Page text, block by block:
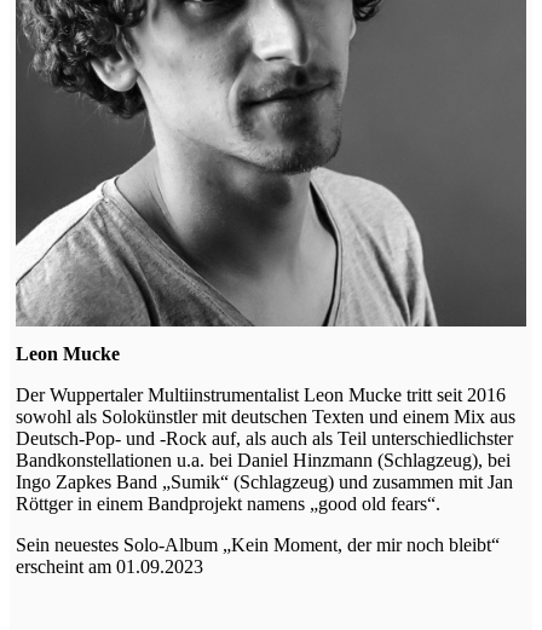
Leon Mucke
Der Wuppertaler Multiinstrumentalist Leon Mucke tritt seit 2016
sowohl als Solokünstler mit deutschen Texten und einem Mix aus
Deutsch-Pop- und -Rock auf, als auch als Teil unterschiedlichster
Bandkonstellationen u.a. bei Daniel Hinzmann (Schlagzeug), bei
Ingo Zapkes Band „Sumik“ (Schlagzeug) und zusammen mit Jan
Röttger in einem Bandprojekt namens „good old fears“.
Sein neuestes Solo-Album „Kein Moment, der mir noch bleibt“
erscheint am 01.09.2023